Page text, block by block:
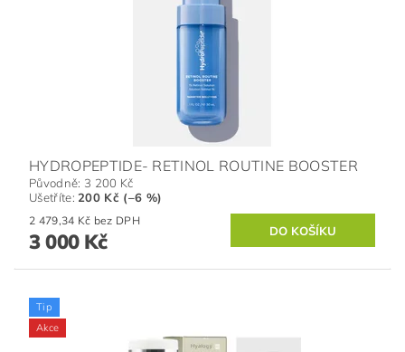
HYDROPEPTIDE- RETINOL ROUTINE BOOSTER
Původně: 3 200 Kč
Ušetříte: 200 Kč (–6 %)
2 479,34 Kč bez DPH
3 000 Kč
Tip
Akce